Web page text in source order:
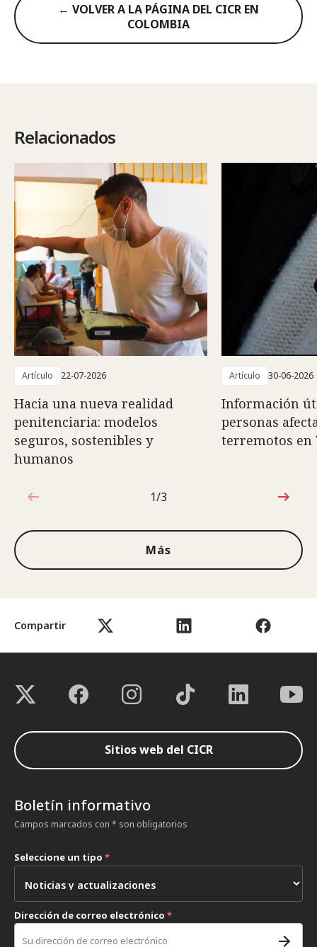
Compartir
← VOLVER A LA PÁGINA DEL CICR EN
COLOMBIA
Relacionados
Artículo 22-07-2026
Hacia una nueva realidad
penitenciaria: modelos
seguros, sostenibles y
humanos
Artículo 30-06-2026
Información
personas
terremotos en
1de3
1/3
Más
Sitios web del CICR
Boletín informativo
Campos marcados con * son obligatorios
Seleccione un tipo *
Dirección de correo electrónico *